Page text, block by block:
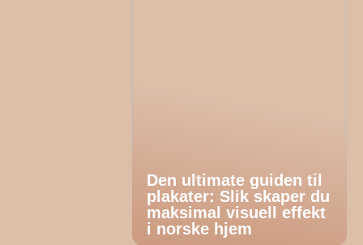
Den ultimate guiden til
plakater: Slik skaper du
maksimal visuell effekt
i norske hjem